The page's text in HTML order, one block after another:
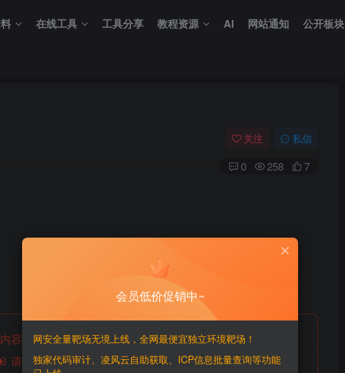
在线工具 工具分享 教程资源 AI 网站通知 公开板块
关注 私信
0 258 7
容已隐藏，糖心会员可见
请登录后查看特权
会员低价促销中~
网安全量靶场无境上线，全网最便宜独立环境靶场！
独家代码审计、凌风云自助获取、ICP信息批量查询等功能